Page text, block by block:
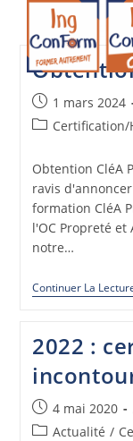
content
Publication
publiée :
1 mars 2024
Post
Obtention CléA
ravis
formation CléA
l'OC Propreté
notre…
Continuer La
2022 :
Publication
publiée :
4 mai 2020
PostActualité /